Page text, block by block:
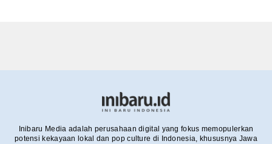
Inibaru Media adalah perusahaan digital yang fokus memopulerkan
potensi kekayaan lokal dan pop culture di Indonesia, khususnya Jawa